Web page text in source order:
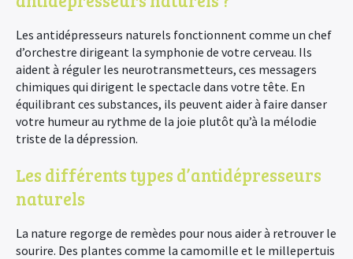
Les antidépresseurs naturels fonctionnent comme un chef
d’orchestre dirigeant la symphonie de votre cerveau. Ils
aident à réguler les neurotransmetteurs, ces messagers
chimiques qui dirigent le spectacle dans votre tête. En
équilibrant ces substances, ils peuvent aider à faire danser
votre humeur au rythme de la joie plutôt qu’à la mélodie
triste de la dépression.
Les différents types d’antidépresseurs
naturels
La nature regorge de remèdes pour nous aider à retrouver le
sourire. Des plantes comme la camomille et le millepertuis